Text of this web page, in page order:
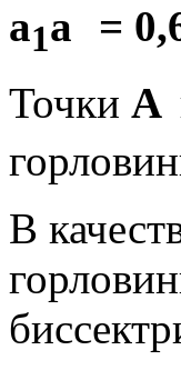
а1а =
Точки А
В